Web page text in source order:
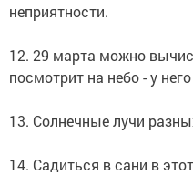
неприятности.
12. 29 марта можно
посмотрит на небо - у
13. Солнечные лучи
14. Садиться в сани в